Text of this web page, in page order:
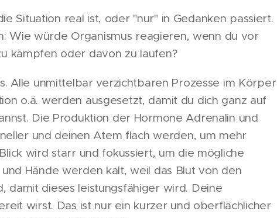
Situation real ist, oder "nur" in Gedanken passiert.
Wie würde Organismus reagieren, wenn du vor
kämpfen oder davon zu laufen?
Alle unmittelbar verzichtbaren Prozesse im Körper
o.ä. werden ausgesetzt, damit du dich ganz auf
Die Produktion der Hormone Adrenalin und
und deinen Atem flach werden, um mehr
wird starr und fokussiert, um die mögliche
Hände werden kalt, weil das Blut von den
dieses leistungsfähiger wird. Deine
wirst. Das ist nur ein kurzer und oberflächlicher